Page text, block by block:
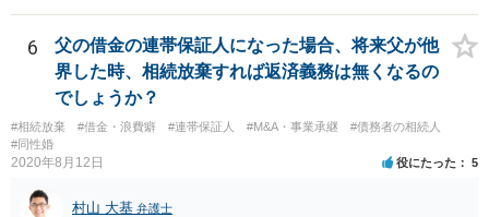
6
父の借金の連帯保証人になった場合、将来父が他
界した時、相続放棄すれば返済義務は無くなるの
でしょうか？
#相続放棄 #借金・浪費癖 #連帯保証人 #M&A・事業承継
#債務者の相続人
#同性婚
2020年8月12日 役にたった 5
村山 大基 弁護士